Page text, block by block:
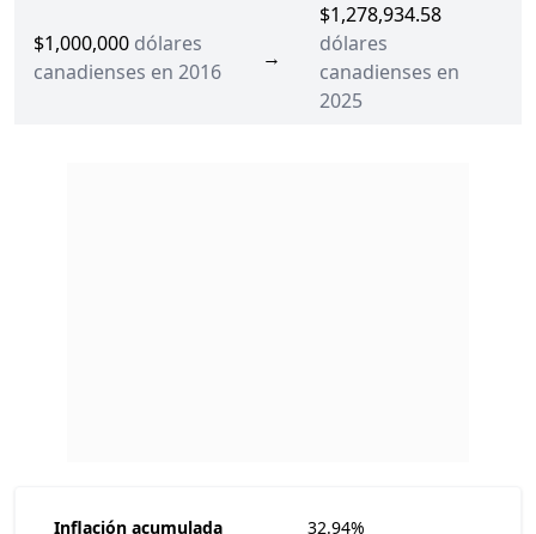
$1,000,000 dólares
canadienses en 2016
→
$1,278,934.58
dólares
canadienses en
2025
Inflación acumulada 32.94%